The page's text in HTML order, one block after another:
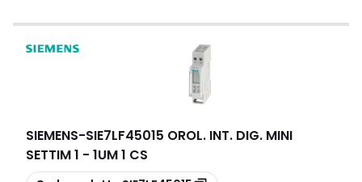
SIEMENS-SIE7LF45015 OROL. INT. DIG. MINI
SETTIM 1 - 1UM 1 CS